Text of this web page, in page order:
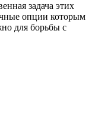
задача этих
опции которым
для борьбы с